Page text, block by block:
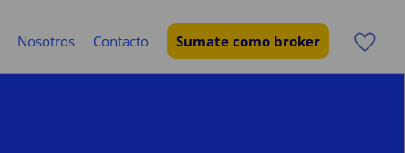
Nosotros Contacto Sumate como broker